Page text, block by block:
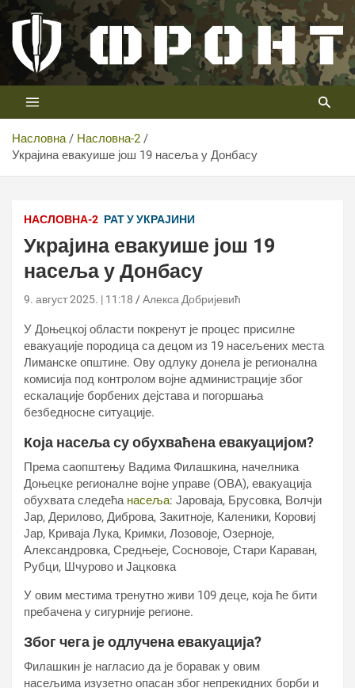
Скип
цонтент
Телевизија ФРОНТ
Први војни канал у Србији
Насловна
Насловна-2
Украјина евакуише још 19 насеља у Донбасу
НАСЛОВНА-2 РАТ У УКРАЈИНИ
Украјина евакуише још 19
насеља у Донбасу
9. август 2025. | 11:18 Алекса Добријевић
У Доњецкој области покренут је процес присилне
евакуације породица са децом из 19 насељених места
Лиманске општине. Ову одлуку донела је регионална
комисија под контролом војне администрације због
ескалације борбених дејстава и погоршања
безбедносне ситуације.
Која насеља су обухваћена евакуацијом?
Према саопштењу Вадима Филашкина, начелника
Доњецке регионалне војне управе (ОВА), евакуација
обухвата следећа насеља: Јароваја, Брусовка, Волчји
Јар, Дерилово, Диброва, Закитноје, Каленики, Коровиј
Јар, Криваја Лука, Кримки, Лозовоје, Озерноје,
Александровка, Средњеје, Сосновоје, Стари Караван,
Рубци, Шчурово и Јацковка
У овим местима тренутно живи 109 деце, која ће бити
пребачена у сигурније регионе.
Због чега је одлучена евакуација?
Филашкин је нагласио да је боравак у овим
насељима изузетно опасан због непрекидних борби и